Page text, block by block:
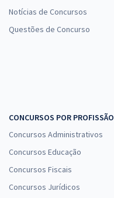
Notícias de Concursos
Questões de Concurso
CONCURSOS POR PROFISSÃO
Concursos Administrativos
Concursos Educação
Concursos Fiscais
Concursos Jurídicos